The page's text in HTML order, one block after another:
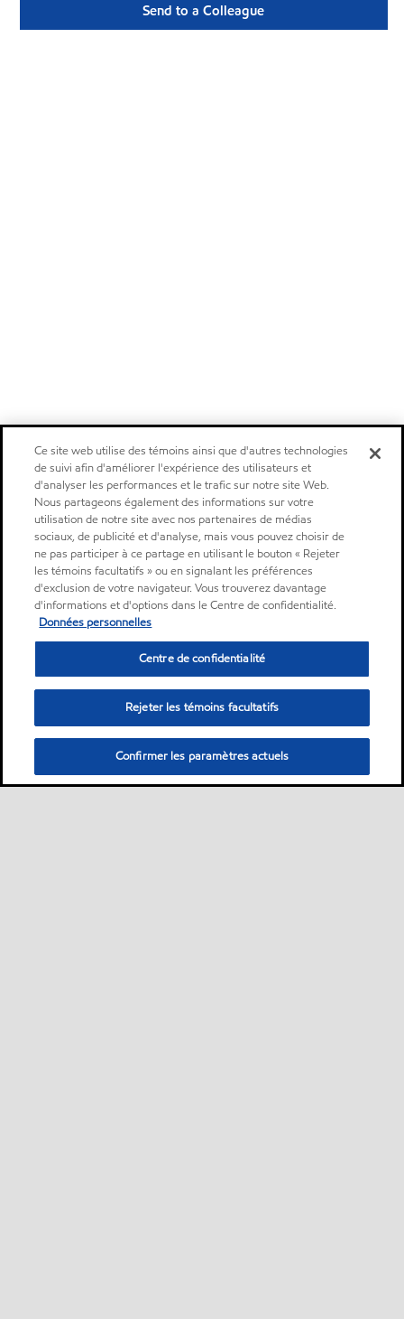
Send to a Colleague
Ce site web utilise des témoins ainsi que d'autres technologies
de suivi afin d'améliorer l'expérience des utilisateurs et
d'analyser les performances et le trafic sur notre site Web.
Nous partageons également des informations sur votre
utilisation de notre site avec nos partenaires de médias
sociaux, de publicité et d'analyse, mais vous pouvez choisir de
ne pas participer à ce partage en utilisant le bouton « Rejeter
les témoins facultatifs » ou en signalant les préférences
d'exclusion de votre navigateur. Vous trouverez davantage
d'informations et d'options dans le Centre de confidentialité.
Données personnelles
Centre de confidentialité
Rejeter les témoins facultatifs
Confirmer les paramètres actuels